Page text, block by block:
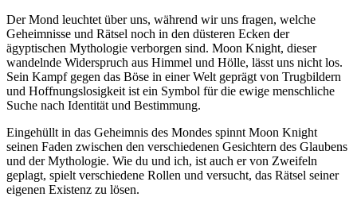
Der Mond leuchtet über uns, während wir uns fragen, welche
Geheimnisse und Rätsel noch in den düsteren Ecken der
ägyptischen Mythologie verborgen sind. Moon Knight, dieser
wandelnde Widerspruch aus Himmel und Hölle, lässt uns nicht los.
Sein Kampf gegen das Böse in einer Welt geprägt von Trugbildern
und Hoffnungslosigkeit ist ein Symbol für die ewige menschliche
Suche nach Identität und Bestimmung.
Eingehüllt in das Geheimnis des Mondes spinnt Moon Knight
seinen Faden zwischen den verschiedenen Gesichtern des Glaubens
und der Mythologie. Wie du und ich, ist auch er von Zweifeln
geplagt, spielt verschiedene Rollen und versucht, das Rätsel seiner
eigenen Existenz zu lösen.